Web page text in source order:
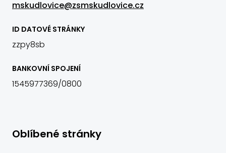
mskudlovice@zsmskudlovice.cz
ID DATOVÉ STRÁNKY
zzpy8sb
BANKOVNÍ SPOJENÍ
1545977369/0800
Oblíbené stránky